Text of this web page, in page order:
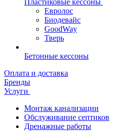
Пластиковые кессоны
Евролос
Биодевайс
GoodWay
Тверь
Бетонные кессоны
Оплата и доставка
Бренды
Услуги
Монтаж канализации
Обслуживание септиков
Дренажные работы